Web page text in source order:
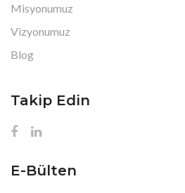
Misyonumuz
Vizyonumuz
Blog
Takip Edin
E-Bülten